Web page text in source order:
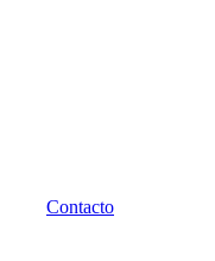
Contacto